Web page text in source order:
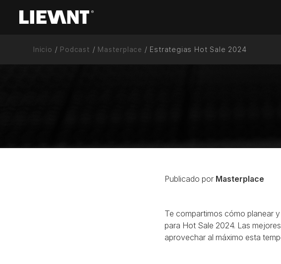
Inicio / Podcast / Masterplace / Estrategias Hot Sale 2024
Publicado por Masterplace
Te compartimos cómo planear
para Hot Sale 2024. Las
aprovechar al máximo esta